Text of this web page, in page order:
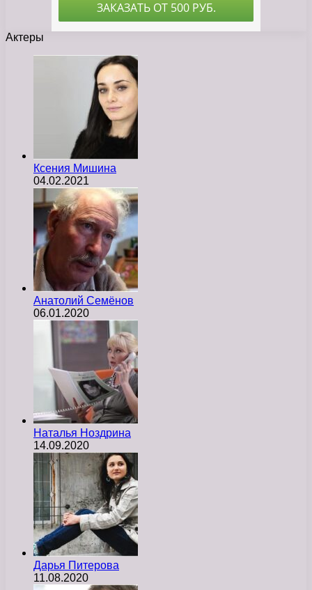
Актеры
Ксения Мишина
04.02.2021
Анатолий Семёнов
06.01.2020
Наталья Ноздрина
14.09.2020
Дарья Питерова
11.08.2020